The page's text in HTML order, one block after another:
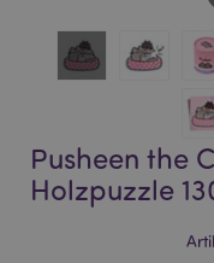
Pusheen the
Holzpuzzle